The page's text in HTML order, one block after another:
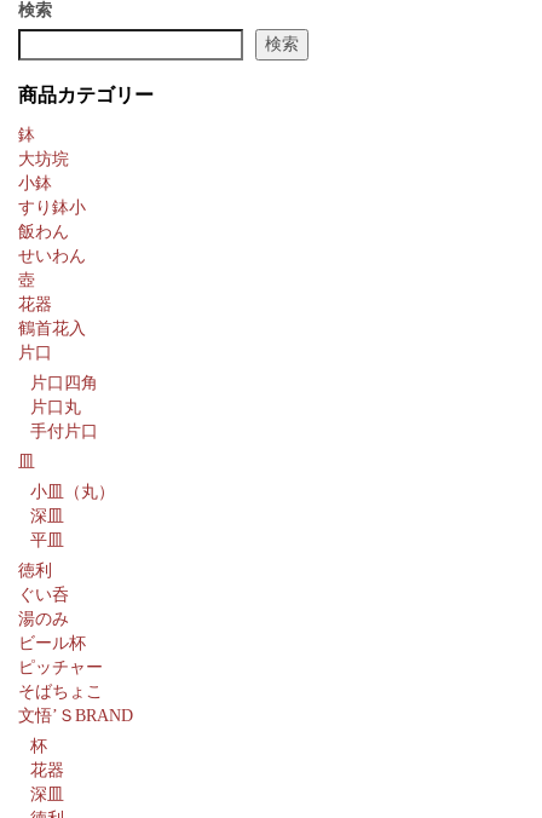
検索
検索
商品カテゴリー
鉢
大坊垸
小鉢
すり鉢小
飯わん
せいわん
壺
花器
鶴首花入
片口
片口四角
片口丸
手付片口
小皿（丸）
深皿
平皿
徳利
ぐい呑
湯のみ
ビール杯
ピッチャー
そばちょこ
文悟’ＳBRAND
杯
花器
深皿